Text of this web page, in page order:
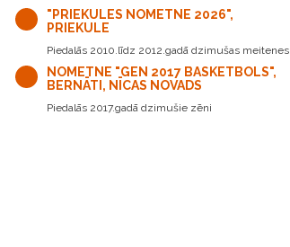
"PRIEKULES NOMETNE 2026",
PRIEKULE
Piedalās 2010.līdz 2012.gadā dzimušas meitenes
NOMETNE "GEN 2017 BASKETBOLS",
BERNĀTI, NĪCAS NOVADS
Piedalās 2017.gadā dzimušie zēni